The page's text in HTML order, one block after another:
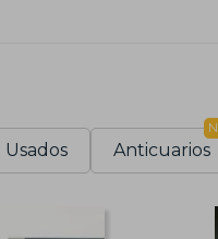
Usados Anticuarios